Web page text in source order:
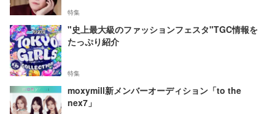
特集
"史上最大級のファッションフェスタ"TGC情報を
たっぷり紹介
特集
moxymill新メンバーオーディション「to the
nex7」